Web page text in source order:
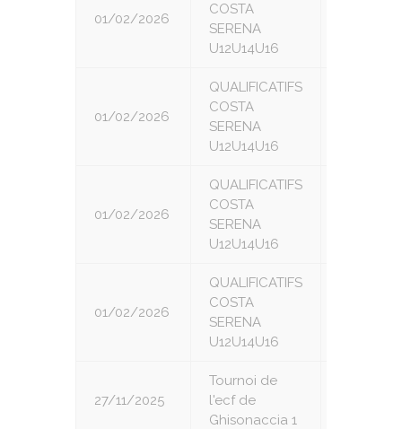
01/02/2026
COSTA
SERENA
U12U14U16
01/02/2026
QUALIFICATIFS
COSTA
SERENA
U12U14U16
01/02/2026
QUALIFICATIFS
COSTA
SERENA
U12U14U16
01/02/2026
QUALIFICATIFS
COSTA
SERENA
U12U14U16
27/11/2025
Tournoi de
l'ecf de
Ghisonaccia 1